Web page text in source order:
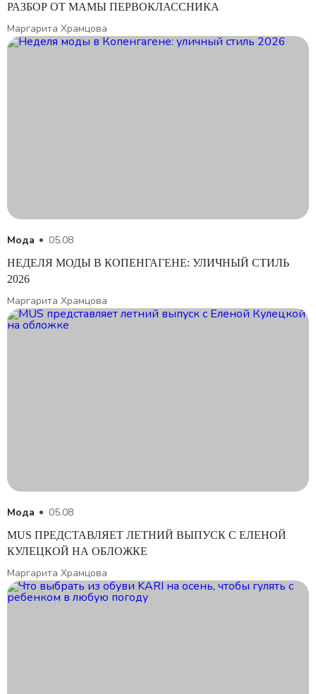
РАЗБОР ОТ МАМЫ ПЕРВОКЛАССНИКА
Маргарита Храмцова
Мода 05.08
НЕДЕЛЯ МОДЫ В КОПЕНГАГЕНЕ: УЛИЧНЫЙ СТИЛЬ
2026
Маргарита Храмцова
Мода 05.08
MUS ПРЕДСТАВЛЯЕТ ЛЕТНИЙ ВЫПУСК С ЕЛЕНОЙ
КУЛЕЦКОЙ НА ОБЛОЖКЕ
Маргарита Храмцова